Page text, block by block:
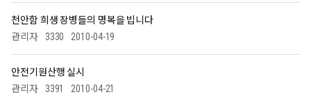
천안함 희생 장병들의 명복을 빕니다
관리자
3330 2010-04-19
안전기원산행 실시
관리자
3391 2010-04-21